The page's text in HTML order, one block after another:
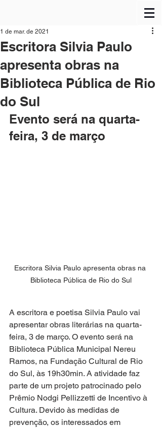
Escritora Silvia Paulo
apresenta obras na
Biblioteca Pública de Rio
do Sul
1 de mar. de 2021
Evento será na quarta-
feira, 3 de março
Escritora Silvia Paulo apresenta obras na
Biblioteca Pública de Rio do Sul
A escritora e poetisa Silvia Paulo vai
apresentar obras literárias na quarta-
feira, 3 de março. O evento será na
Biblioteca Pública Municipal Nereu
Ramos, na Fundação Cultural de Rio
do Sul, às 19h30min. A atividade faz
parte de um projeto patrocinado pelo
Prêmio Nodgi Pellizzetti de Incentivo à
Cultura. Devido às medidas de
prevenção, os interessados em